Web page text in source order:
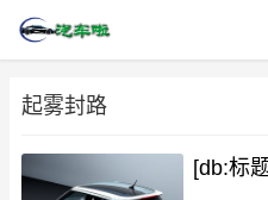
起雾封路
[db:标